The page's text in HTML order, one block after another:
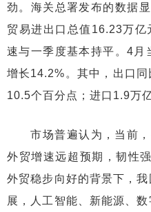
劲。海关总署发布的数据
贸易进出口总值16.23万
速与一季度基本持平。4月
增长14.2%。其中，出口
10.5个百分点；进口1.9万
市场普遍认为，当前，
外贸增速远超预期，韧性
外贸稳步向好的背景下，
展，人工智能、新能源、